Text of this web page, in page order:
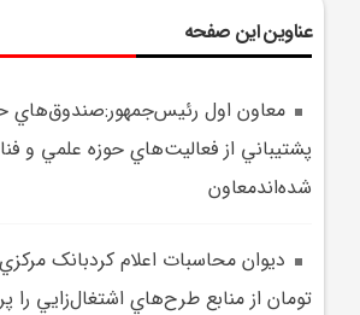
عناوین این صفحه
معاون اول رئيس‌جمهور:صندوق‌هاي
پشتيباني از فعاليت‌هاي حوزه علمي و
شده‌اندمعاون
تومان از منابع طرح‌هاي اشتغال‌زايي را